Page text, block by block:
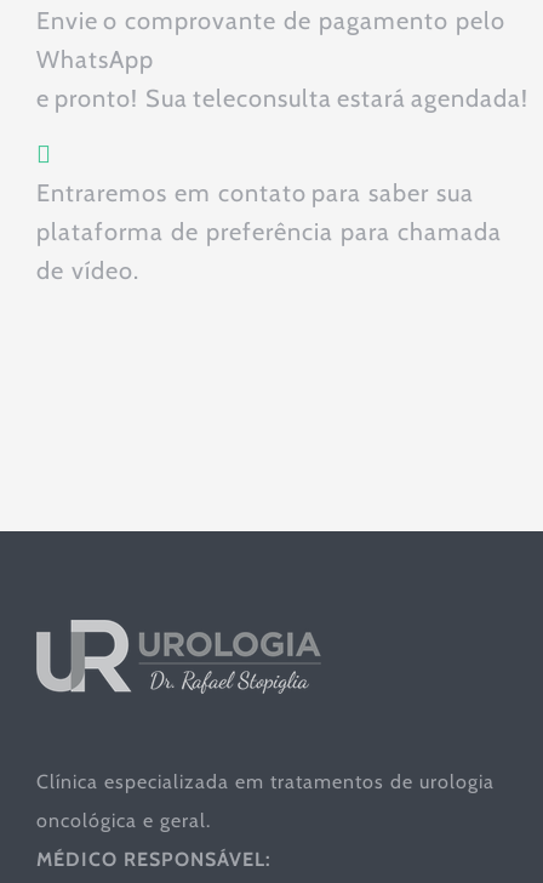
Envie o comprovante de pagamento pelo
WhatsApp
e pronto! Sua teleconsulta estará agendada!
Entraremos em contato para saber sua
plataforma de preferência para chamada
de vídeo.
Clínica especializada em tratamentos de urologia
oncológica e geral.
MÉDICO RESPONSÁVEL: